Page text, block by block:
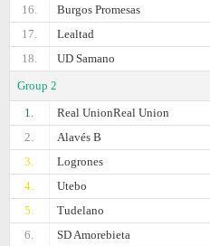
16.
Burgos Promesas
17.
Lealtad
18.
UD Samano
Group 2
1.
Real UnionReal Union
2.
Alavés B
3.
Logrones
4.
Utebo
5.
Tudelano
6.
SD Amorebieta